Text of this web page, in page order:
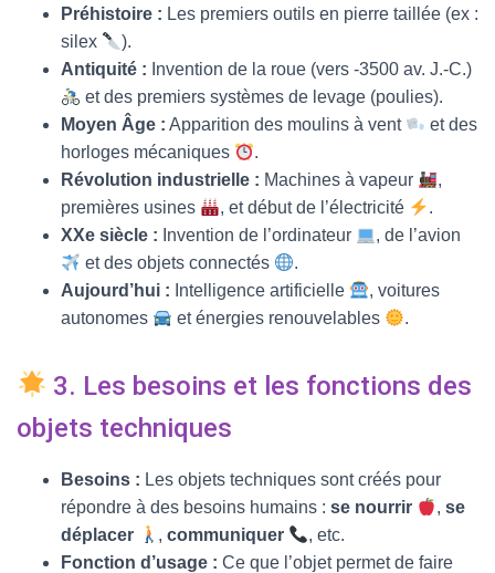
Préhistoire : Les premiers outils en pierre taillée (ex :
silex
).
Antiquité : Invention de la roue (vers -3500 av. J.-C.)
et des premiers systèmes de levage (poulies).
Moyen Âge : Apparition des moulins à vent
et des
horloges mécaniques
.
Révolution industrielle : Machines à vapeur
,
premières usines
, et début de l’électricité
.
XXe siècle : Invention de l’ordinateur
, de l’avion
et des objets connectés
.
Aujourd’hui : Intelligence artificielle
, voitures
autonomes
et énergies renouvelables .
3. Les besoins et les fonctions des
objets techniques
Besoins : Les objets techniques sont créés pour
répondre à des besoins humains : se nourrir ,se
déplacer
,communiquer
, etc.
Fonction d’usage : Ce que l’objet permet de faire